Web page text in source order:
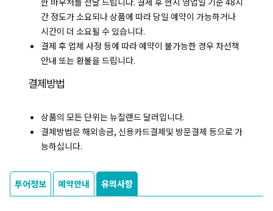
간 정도가 소요되나 상품에 따라 당일 예약이 가능하거나
시간이 더 소요될 수 있습니다.
결제 후 업체 사정 등에 따라 예약이 불가능한 경우 차선책
안내 또는 환불을 드립니다.
결제방법
상품의 모든 단위는 뉴질랜드 달러입니다.
결제방법은 해외송금, 신용카드결제및 방문결제 등으로 가
능하십니다.
투어정보 예약안내 유의사항